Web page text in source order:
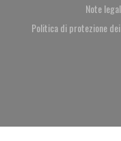
Note
Politica di protezione